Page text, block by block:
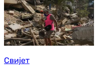
Свијет